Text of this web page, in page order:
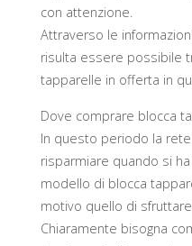
con attenzione.
Attraverso le
risulta essere possibile
tapparelle in offerta in
Dove comprare blocca
In questo periodo la
risparmiare quando si
modello di blocca
motivo quello di
Chiaramente bisogna